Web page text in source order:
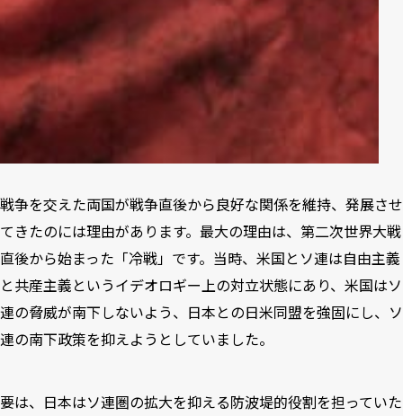
戦争を交えた両国が戦争直後から良好な関係を維持、発展させ
てきたのには理由があります。最大の理由は、第二次世界大戦
直後から始まった「冷戦」です。当時、米国とソ連は自由主義
と共産主義というイデオロギー上の対立状態にあり、米国はソ
連の脅威が南下しないよう、日本との日米同盟を強固にし、ソ
連の南下政策を抑えようとしていました。
要は、日本はソ連圏の拡大を抑える防波堤的役割を担っていた